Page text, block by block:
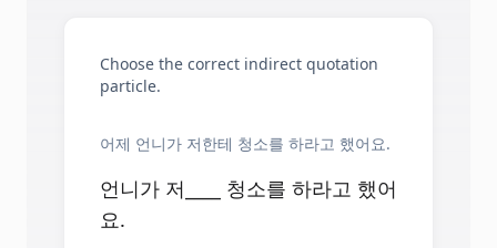
Choose the correct indirect quotation
particle.
어제 언니가 저한테 청소를 하라고 했어요.
언니가 저____ 청소를 하라고 했어
요.